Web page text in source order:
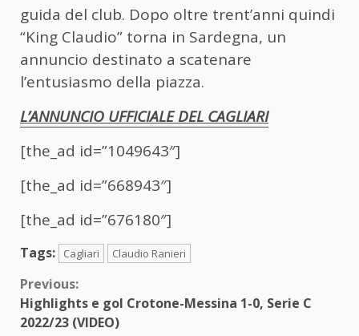
guida del club. Dopo oltre trent’anni quindi
“King Claudio” torna in Sardegna, un
annuncio destinato a scatenare
l’entusiasmo della piazza.
L’ANNUNCIO UFFICIALE DEL CAGLIARI
[the_ad id=”1049643″]
[the_ad id=”668943″]
[the_ad id=”676180″]
Tags: Cagliari Claudio Ranieri
Continue
Reading
Previous:
Highlights e gol Crotone-Messina 1-0, Serie C
2022/23 (VIDEO)